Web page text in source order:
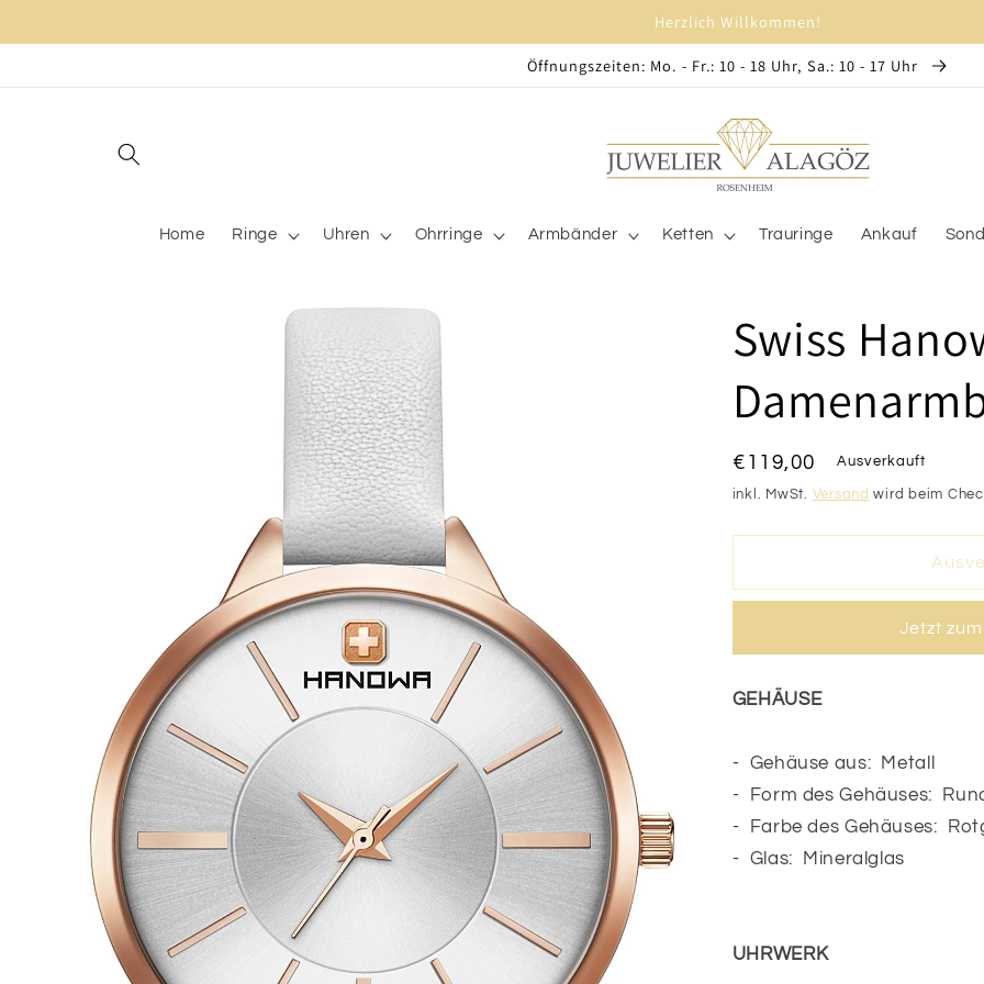
Inhalt
Herzlich Willkommen!
Öffnungszeiten: Mo. - Fr.: 10 - 18 Uhr, Sa.: 10 - 17 Uhr
Home Ringe Uhren Ohrringe Armbänder Ketten Trauringe Ankauf
Swiss
Normaler
Preis
€119,00 Ausverkauft
inkl. MwSt. Versand wird beim
Jetzt
GEHÄUSE
- Gehäuse aus: Metall
- Form des Gehäuses:
- Farbe des Gehäuses:
- Glas: Mineralglas
UHRWERK